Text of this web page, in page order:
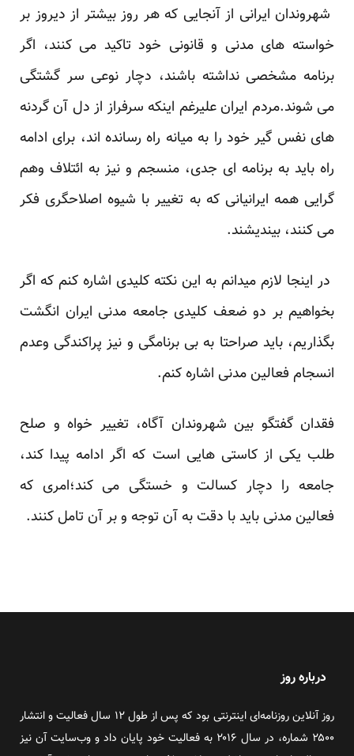
شهروندان ایرانی از آنجایی که هر روز بیشتر از دیروز بر
خواسته های مدنی و قانونی خود تاکید می کنند، اگر
برنامه مشخصی نداشته باشند، دچار نوعی سر گشتگی
می شوند.مردم ایران علیرغم اینکه سرفراز از دل آن گردنه
های نفس گیر خود را به میانه راه رسانده اند، برای ادامه
راه باید به برنامه ای جدی، منسجم و نیز به ائتلاف وهم
گرایی همه ایرانیانی که به تغییر با شیوه اصلاحگری فکر
می کنند، بیندیشند.
در اینجا لازم میدانم به این نکته کلیدی اشاره کنم که اگر
بخواهیم بر دو ضعف کلیدی جامعه مدنی ایران انگشت
بگذاریم، باید صراحتا به بی برنامگی و نیز پراکندگی وعدم
انسجام فعالین مدنی اشاره کنم.
فقدان گفتگو بین شهروندان آگاه، تغییر خواه و صلح
طلب یکی از کاستی هایی است که اگر ادامه پیدا کند،
جامعه را دچار کسالت و خستگی می کند؛امری که
فعالین مدنی باید با دقت به آن توجه و بر آن تامل کنند.
درباره روز
روز آنلاین روزنامه‌ای اینترنتی بود که پس از طول ۱۲ سال فعالیت و انتشار
۲۵۰۰ شماره، در سال ۲۰۱۶ به فعالیت خود پایان داد و وب‌سایت آن نیز